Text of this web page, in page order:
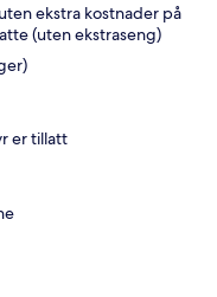
ekstra kostnader på
(uten ekstraseng)
er tillatt